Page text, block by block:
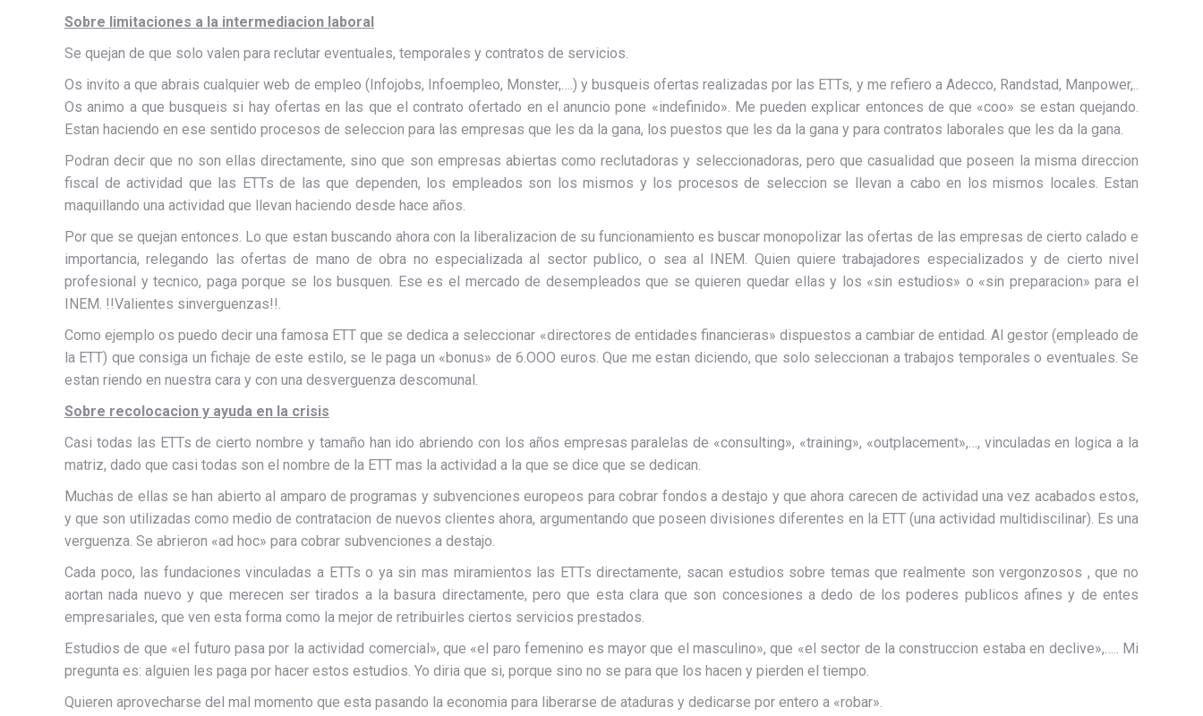
Sobre limitaciones a la intermediacion laboral
Se quejan de que solo valen para reclutar eventuales, temporales y contratos de servicios.
Os invito a que abrais cualquier web de empleo (Infojobs, Infoempleo, Monster,….) y busqueis ofertas realizadas por las ETTs, y me refiero a Adecco, Randstad, Manpower,..
Os animo a que busqueis si hay ofertas en las que el contrato ofertado en el anuncio pone «indefinido». Me pueden explicar entonces de que «coo» se estan quejando.
Estan haciendo en ese sentido procesos de seleccion para las empresas que les da la gana, los puestos que les da la gana y para contratos laborales que les da la gana.
Podran decir que no son ellas directamente, sino que son empresas abiertas como reclutadoras y seleccionadoras, pero que casualidad que poseen la misma direccion
fiscal de actividad que las ETTs de las que dependen, los empleados son los mismos y los procesos de seleccion se llevan a cabo en los mismos locales. Estan
maquillando una actividad que llevan haciendo desde hace años.
Por que se quejan entonces. Lo que estan buscando ahora con la liberalizacion de su funcionamiento es buscar monopolizar las ofertas de las empresas de cierto calado e
importancia, relegando las ofertas de mano de obra no especializada al sector publico, o sea al INEM. Quien quiere trabajadores especializados y de cierto nivel
profesional y tecnico, paga porque se los busquen. Ese es el mercado de desempleados que se quieren quedar ellas y los «sin estudios» o «sin preparacion» para el
INEM. !!Valientes sinverguenzas!!.
Como ejemplo os puedo decir una famosa ETT que se dedica a seleccionar «directores de entidades financieras» dispuestos a cambiar de entidad. Al gestor (empleado de
la ETT) que consiga un fichaje de este estilo, se le paga un «bonus» de 6.OOO euros. Que me estan diciendo, que solo seleccionan a trabajos temporales o eventuales. Se
estan riendo en nuestra cara y con una desverguenza descomunal.
Sobre recolocacion y ayuda en la crisis
Casi todas las ETTs de cierto nombre y tamaño han ido abriendo con los años empresas paralelas de «consulting», «training», «outplacement»,…, vinculadas en logica a la
matriz, dado que casi todas son el nombre de la ETT mas la actividad a la que se dice que se dedican.
Muchas de ellas se han abierto al amparo de programas y subvenciones europeos para cobrar fondos a destajo y que ahora carecen de actividad una vez acabados estos,
y que son utilizadas como medio de contratacion de nuevos clientes ahora, argumentando que poseen divisiones diferentes en la ETT (una actividad multidiscilinar). Es una
verguenza. Se abrieron «ad hoc» para cobrar subvenciones a destajo.
Cada poco, las fundaciones vinculadas a ETTs o ya sin mas miramientos las ETTs directamente, sacan estudios sobre temas que realmente son vergonzosos , que no
aortan nada nuevo y que merecen ser tirados a la basura directamente, pero que esta clara que son concesiones a dedo de los poderes publicos afines y de entes
empresariales, que ven esta forma como la mejor de retribuirles ciertos servicios prestados.
Estudios de que «el futuro pasa por la actividad comercial», que «el paro femenino es mayor que el masculino», que «el sector de la construccion estaba en declive»,….. Mi
pregunta es: alguien les paga por hacer estos estudios. Yo diria que si, porque sino no se para que los hacen y pierden el tiempo.
Quieren aprovecharse del mal momento que esta pasando la economia para liberarse de ataduras y dedicarse por entero a «robar».